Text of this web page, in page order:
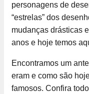
personagens de
“estrelas” dos
mudanças drásticas
anos e hoje temos
Encontramos um
eram e como são
famosos. Confira